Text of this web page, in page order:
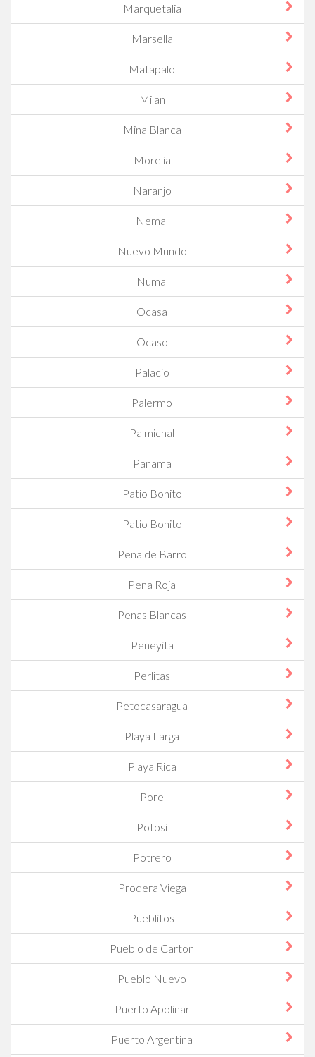
Marquetalia
Marsella
Matapalo
Milan
Mina Blanca
Morelia
Naranjo
Nemal
Nuevo Mundo
Numal
Ocasa
Ocaso
Palacio
Palermo
Palmichal
Panama
Patio Bonito
Patio Bonito
Pena de Barro
Pena Roja
Penas Blancas
Peneyita
Perlitas
Petocasaragua
Playa Larga
Playa Rica
Pore
Potosi
Potrero
Prodera Viega
Pueblitos
Pueblo de Carton
Pueblo Nuevo
Puerto Apolinar
Puerto Argentina